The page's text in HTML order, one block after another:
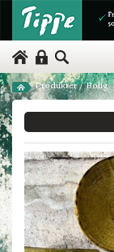
Produkter/ Bolig